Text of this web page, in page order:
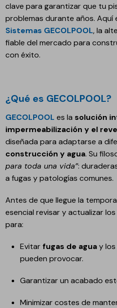
clave para garantizar que tu
problemas durante años. Aquí
Sistemas GECOLPOOL, la
fiable del mercado para
con éxito.
¿Qué es GECOLPOOL?
GECOLPOOL es la solución
impermeabilización y el
diseñada para adaptarse a
construcción y agua. Su
para toda una vida”:
a fugas y patologías comunes.
Antes de que llegue la
esencial revisar y actualizar
para:
Evitar fugas de aguay
pueden provocar.
Garantizar un acabado
Minimizar costes de